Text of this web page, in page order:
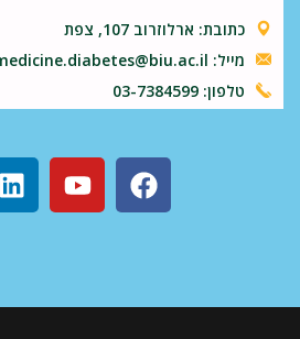
כתובת: ארלוזרוב 107, צפת
מייל: medicine.diabetes@biu.ac.il
טלפון: 03-7384599